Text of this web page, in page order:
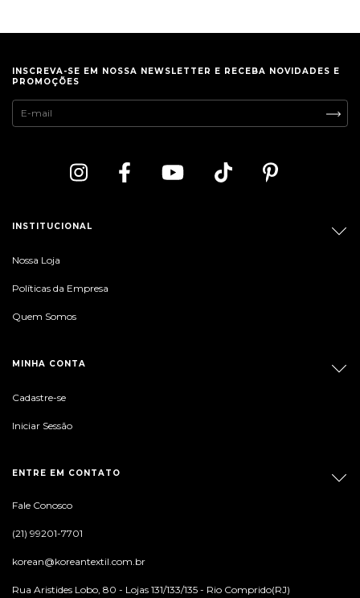
INSCREVA-SE EM NOSSA NEWSLETTER E RECEBA NOVIDADES E
PROMOÇÕES
INSTITUCIONAL
Nossa Loja
Políticas da Empresa
Quem Somos
MINHA CONTA
Cadastre-se
Iniciar Sessão
ENTRE EM CONTATO
Fale Conosco
(21) 99201-7701
korean@koreantextil.com.br
Rua Aristides Lobo, 80 - Lojas 131/133/135 - Rio Comprido(RJ)